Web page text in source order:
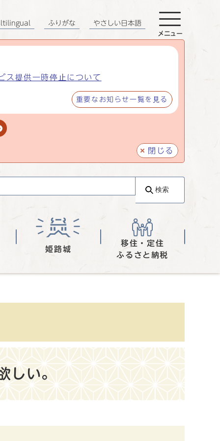
ス提供一時停止について
重要なお知らせ一覧を見る
閉じる
ふりがな やさしい日本語
メニュー
検索
姫路城
移住・定住
ふるさと納税
しい。